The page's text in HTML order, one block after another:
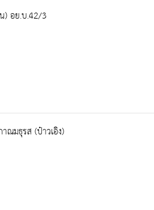
) อย.บ.42/3
ณมธุรส (ป๋าวเอิง)